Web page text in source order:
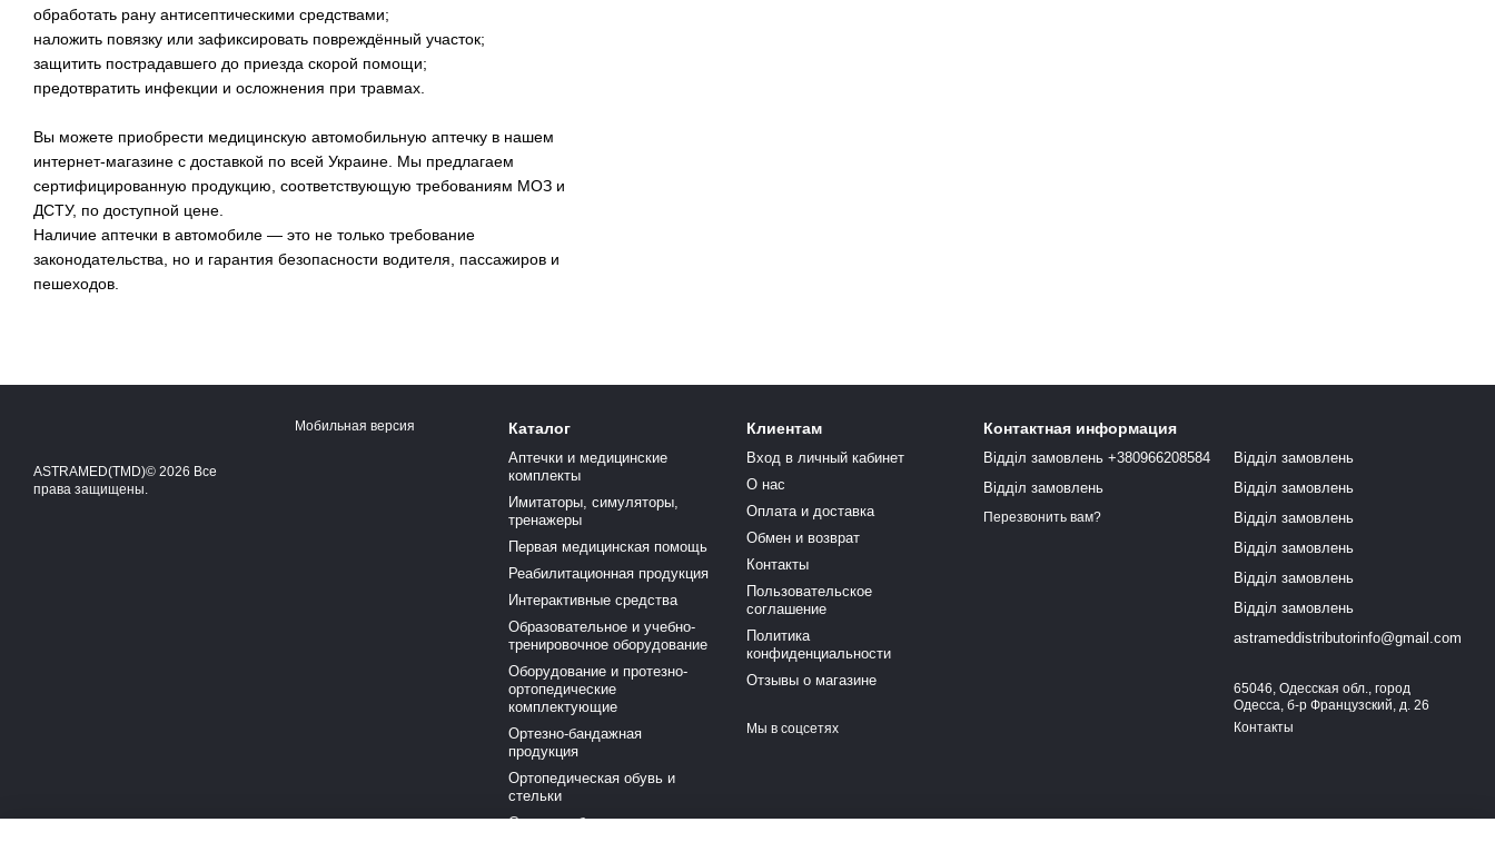
обработать рану антисептическими средствами;
наложить повязку или зафиксировать повреждённый участок;
защитить пострадавшего до приезда скорой помощи;
предотвратить инфекции и осложнения при травмах.
Вы можете приобрести медицинскую автомобильную аптечку в нашем
интернет-магазине с доставкой по всей Украине. Мы предлагаем
сертифицированную продукцию, соответствующую требованиям МОЗ и
ДСТУ, по доступной цене.
Наличие аптечки в автомобиле — это не только требование
законодательства, но и гарантия безопасности водителя, пассажиров и
пешеходов.
ASTRAMED(TMD)© 2026 Все
права защищены.
Мобильная версия Каталог
Аптечки и медицинские
комплекты
Имитаторы, симуляторы,
тренажеры
Первая медицинская помощь
Реабилитационная продукция
Интерактивные средства
Образовательное и учебно-
тренировочное оборудование
Оборудование и протезно-
ортопедические
комплектующие
Ортезно-бандажная
продукция
Ортопедическая обувь и
стельки
Средства безопасности и
Клиентам
Вход в личный кабинет
О нас
Оплата и доставка
Обмен и возврат
Контакты
Пользовательское
соглашение
Политика
конфиденциальности
Отзывы о магазине
Мы в соцсетях
Контактная информация
Відділ замовлень +380966208584
Відділ замовлень
Перезвонить вам?
Відділ замовлень
Відділ замовлень
Відділ замовлень
Відділ замовлень
Відділ замовлень
Відділ замовлень
astrameddistributorinfo@gmail.com
65046, Одесская обл., город
Одесса, б-р Французский, д. 26
Контакты